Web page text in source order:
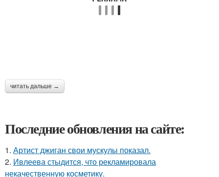
читать дальше →
Последние обновления на сайте:
1. Артист джиган свои мускулы показал.
2. Ивлеева стыдится, что рекламировала
некачественную косметику.